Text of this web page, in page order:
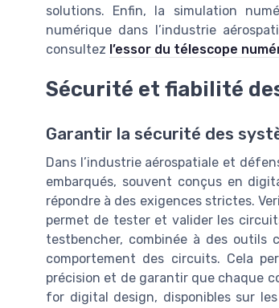
solutions. Enfin, la simulation
numérique dans l’industrie
consultez l’essor du télescope
Sécurité et fiabilité
Garantir la sécurité des
Dans l’industrie aérospatiale et
embarqués, souvent conçus en
répondre à des exigences strictes.
permet de tester et valider les
testbencher, combinée à des outils
comportement des circuits. Cela
précision et de garantir que chaque
for digital design, disponibles sur